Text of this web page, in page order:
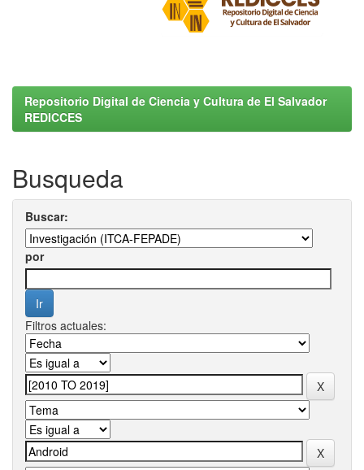
Repositorio Digital de Ciencia y Cultura de El Salvador
REDICCES
Busqueda
Buscar:
por
Filtros actuales: